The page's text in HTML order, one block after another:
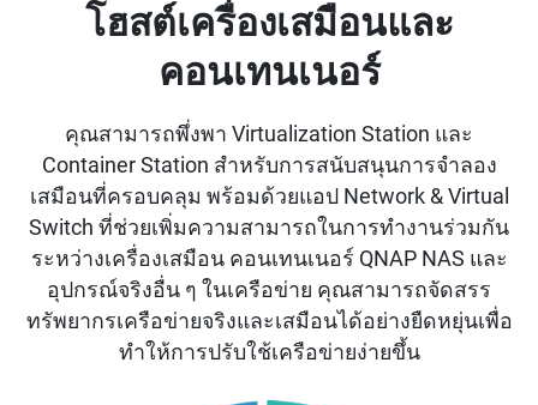
โฮสต์เครื่องเสมือนและ
คอนเทนเนอร์
คุณสามารถพึ่งพา Virtualization Station และ
Container Station สำหรับการสนับสนุนการจำลอง
เสมือนที่ครอบคลุม พร้อมด้วยแอป Network & Virtual
Switch ที่ช่วยเพิ่มความสามารถในการทำงานร่วมกัน
ระหว่างเครื่องเสมือน คอนเทนเนอร์ QNAP NAS และ
อุปกรณ์จริงอื่น ๆ ในเครือข่าย คุณสามารถจัดสรร
ทรัพยากรเครือข่ายจริงและเสมือนได้อย่างยืดหยุ่นเพื่อ
ทำให้การปรับใช้เครือข่ายง่ายขึ้น